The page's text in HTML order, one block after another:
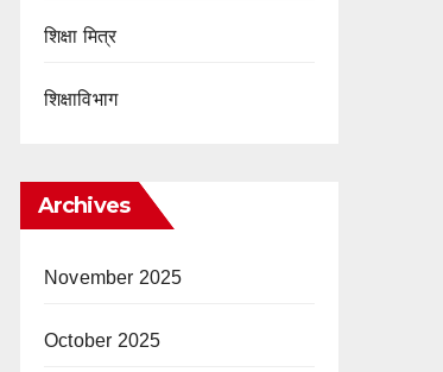
शिक्षा मित्र
शिक्षाविभाग
Archives
November 2025
October 2025